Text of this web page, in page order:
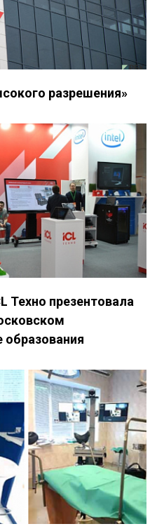
разрешения»
Техно презентовала